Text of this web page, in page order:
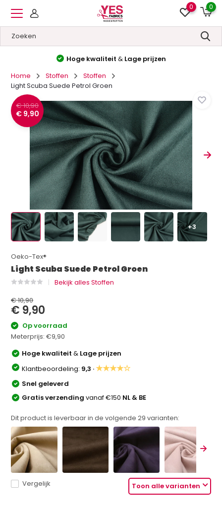
0 0
Hoge kwaliteit & Lage prijzen
Home
Stoffen
Stoffen
Light Scuba Suede Petrol Groen
€ 10,90
€ 9,90
+3
Oeko-Tex®
Light Scuba Suede Petrol Groen
Bekijk alles Stoffen
€ 10,90
€ 9,90
Op voorraad
Meterprijs:€9,90
Hoge kwaliteit& Lage prijzen
Klantbeoordeling: 9,3 ·★★★★☆
Snel geleverd
Gratis verzendingvanaf €150 NL & BE
Dit product is leverbaar in de volgende29 varianten:
Toon alle varianten
Vergelijk